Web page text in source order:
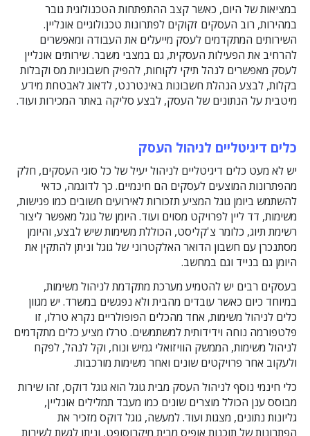
במציאות של היום, כאשר קצב ההתפתחות הטכנולוגית גובר
במהירות, רוב העסקים זקוקים לפתרונות טכנולוגיים אונליין.
השירותים המתקדמים לעסק מייעלים את העבודה ומאפשרים
להרחיב את הפעילות העסקית, גם במצבי משבר. שירותים אונליין
לעסק מאפשרים לנהל תיקי לקוחות, להפיק חשבוניות מס וקבלות
בקלות, לבצע הנהלת חשבונות באינטרנט, לדאוג לאבטחת מידע
מיטבית על הנתונים של העסק, לבצע סליקה באתר המכירות ועוד.
כלים דיגיטליים לניהול העסק
יש לא מעט כלים דיגיטליים לניהול יעיל של כל סוגי העסקים, חלק
מהפתרונות המוצעים לעסקים הם חינמיים. כך לדוגמה, כדאי
להשתמש ביומן גוגל המציע תזכורות לאירועים חשובים כמו פגישות,
משימות, דד ליין לפרויקט מסוים ועוד. היומן של גוגל מאפשר ליצור
רשימת תיוג, כלומר צ'קליסט, הכוללת משימות שיש לבצע, והיומן
מסתנכרן עם חשבון הדואר האלקטרוני של גוגל וניתן להתקין את
היומן גם בנייד וגם במחשב.
בעסקים רבים יש להטמיע מערכת מתקדמת לניהול משימות,
במיוחד כיום כאשר עובדים מהבית ולא נפגשים במשרד. יש מגוון
כלים לניהול משימות, אחד מהכלים הפופולריים נקרא טרלו, זו
פלטפורמה נוחה וידידותית למשתמשים. טרלו מציע כלים מתקדמים
לניהול משימות, הממשק הוויזואלי גמיש ונוח, וקל לנהל, לפקח
ולעקוב אחר פרויקטים שונים ואחר משימות מורכבות.
כלי חינמי נוסף לניהול העסק מבית גוגל הוא גוגל דוקס, זהו שירות
מבוסס ענן הכולל מוצרים שונים כמו מעבד תמלילים אונליין,
גליונות נתונים, מצגות ועוד. למעשה, גוגל דוקס מזכיר את
הפתרונות של תוכנות אופיס מבית מיקרוסופט, וניתן לגשת לשירות